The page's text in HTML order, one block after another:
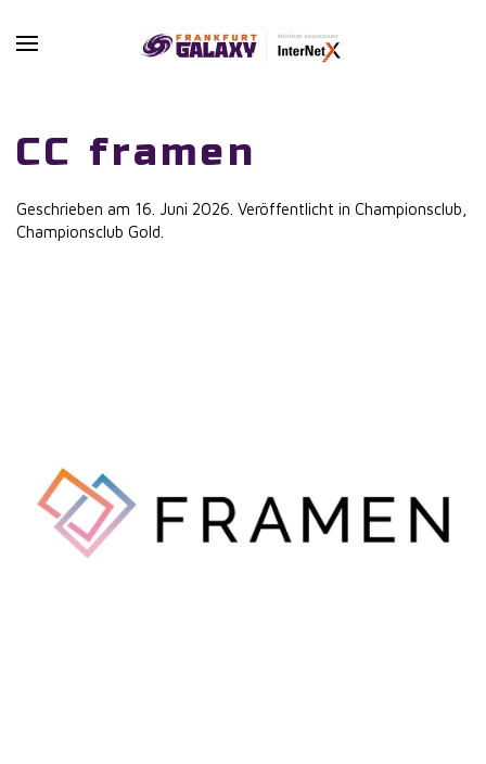
Skip to main content
CC framen
Geschrieben am 16. Juni 2026 . Veröffentlicht in Championsclub
Championsclub Gold